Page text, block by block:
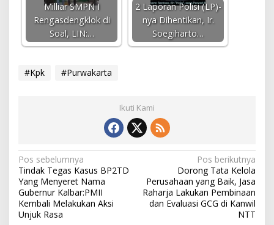
Milliar SMPN I
Rengasdengklok di
Soal, LIN:…
2 Laporan Polisi (LP)-
nya Dihentikan, Ir.
Soegiharto…
#Kpk #Purwakarta
Ikuti Kami
N
a
v
i
Pos sebelumnya
Tindak Tegas Kasus BP2TD
Yang Menyeret Nama
Gubernur Kalbar:PMII
Kembali Melakukan Aksi
Unjuk Rasa
Pos berikutnya
Dorong Tata Kelola
Perusahaan yang Baik, Jasa
Raharja Lakukan Pembinaan
dan Evaluasi GCG di Kanwil
NTT